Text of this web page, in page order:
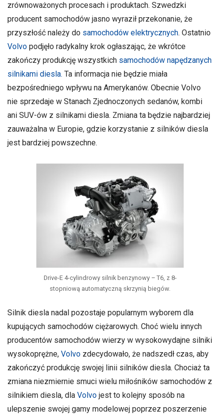
zrównoważonych procesach i produktach. Szwedzki
producent samochodów jasno wyraził przekonanie, że
przyszłość należy do samochodów elektrycznych. Ostatnio
Volvo podjęło radykalny krok ogłaszając, że wkrótce
zakończy produkcję wszystkich samochodów napędzanych
silnikami diesla. Ta informacja nie będzie miała
bezpośredniego wpływu na Amerykanów. Obecnie Volvo
nie sprzedaje w Stanach Zjednoczonych sedanów, kombi
ani SUV-ów z silnikami diesla. Zmiana ta będzie najbardziej
zauważalna w Europie, gdzie korzystanie z silników diesla
jest bardziej powszechne.
Drive-E 4-cylindrowy silnik benzynowy – T6, z 8-
stopniową automatyczną skrzynią biegów.
Silnik diesla nadal pozostaje popularnym wyborem dla
kupujących samochodów ciężarowych. Choć wielu innych
producentów samochodów wierzy w wysokowydajne silniki
wysokoprężne, Volvo zdecydowało, że nadszedł czas, aby
zakończyć produkcję swojej linii silników diesla. Chociaż ta
zmiana niezmiernie smuci wielu miłośników samochodów z
silnikiem diesla, dla Volvo jest to kolejny sposób na
ulepszenie swojej gamy modelowej poprzez poszerzenie